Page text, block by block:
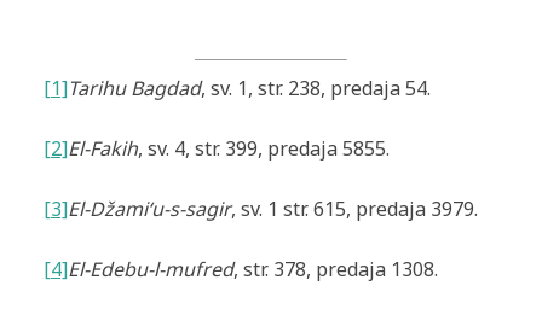
[1]Tarihu Bagdad, sv. 1, str. 238, predaja 54.
[2]El-Fakih, sv. 4, str. 399, predaja 5855.
[3]El-Džami‘u-s-sagir, sv. 1 str. 615, predaja 3979.
[4]El-Edebu-l-mufred, str. 378, predaja 1308.